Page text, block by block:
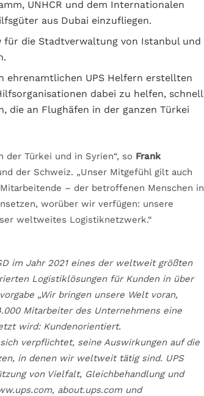
UNHCR und dem Internationalen
aus Dubai einzufliegen.
für die Stadtverwaltung von Istanbul und
ehrenamtlichen UPS Helfern erstellten
dabei zu helfen, schnell
die an Flughäfen in der ganzen Türkei
der Türkei und in Syrien“, so Frank
der Schweiz. „Unser Mitgefühl gilt auch
– der betroffenen Menschen in
worüber wir verfügen: unsere
weltweites Logistiknetzwerk.“
im Jahr 2021 eines der weltweit größten
Logistiklösungen für Kunden in über
„Wir bringen unsere Welt voran,
Mitarbeiter des Unternehmens eine
wird: Kundenorientiert.
verpflichtet, seine Auswirkungen auf die
in denen wir weltweit tätig sind. UPS
von Vielfalt, Gleichbehandlung und
about.ups.com und